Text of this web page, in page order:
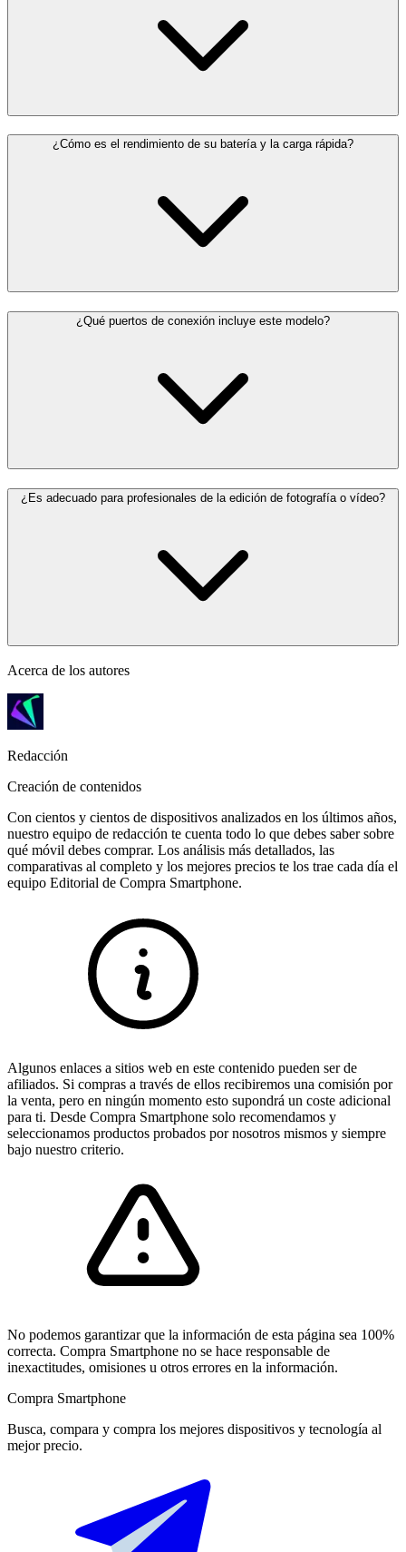
¿Cómo es el rendimiento de su batería y la carga rápida?
¿Qué puertos de conexión incluye este modelo?
¿Es adecuado para profesionales de la edición de fotografía o vídeo?
Acerca de los autores
Redacción
Creación de contenidos
Con cientos y cientos de dispositivos analizados en los últimos años,
nuestro equipo de redacción te cuenta todo lo que debes saber sobre
qué móvil debes comprar. Los análisis más detallados, las
comparativas al completo y los mejores precios te los trae cada día el
equipo Editorial de Compra Smartphone.
Algunos enlaces a sitios web en este contenido pueden ser de
afiliados. Si compras a través de ellos recibiremos una comisión por
la venta, pero en ningún momento esto supondrá un coste adicional
para ti. Desde Compra Smartphone solo recomendamos y
seleccionamos productos probados por nosotros mismos y siempre
bajo nuestro criterio.
No podemos garantizar que la información de esta página sea 100%
correcta. Compra Smartphone no se hace responsable de
inexactitudes, omisiones u otros errores en la información.
Compra Smartphone
Busca, compara y compra los mejores dispositivos y tecnología al
mejor precio.